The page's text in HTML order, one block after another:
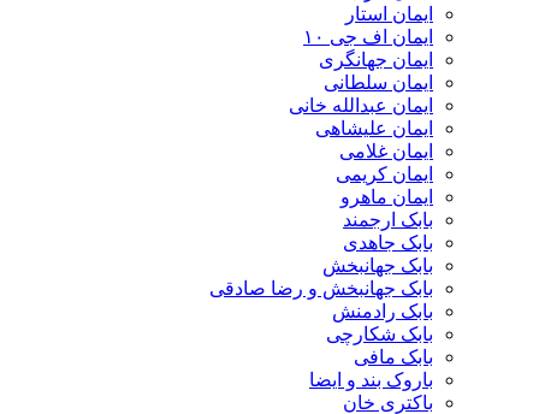
ایمان استار
ایمان اف جی ۱۰
ایمان جهانگری
ایمان سلطانی
ایمان عبدالله خانی
ایمان علیشاهی
ایمان غلامی
ایمان کریمی
ایمان ماهرو
بابک ارجمند
بابک جاهدی
بابک جهانبخش
بابک جهانبخش و رضا صادقی
بابک رادمنش
بابک شکارچی
بابک مافی
باروک بند و ایضا
باکتری خان